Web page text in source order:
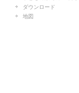
ダウンロード
地図